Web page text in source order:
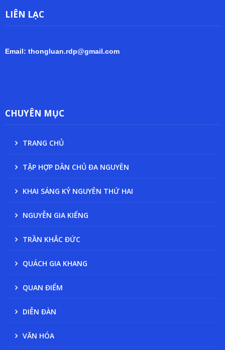
LIÊN LẠC
Email: thongluan.rdp@gmail.com
CHUYÊN MỤC
TRANG CHỦ
TẬP HỢP DÂN CHỦ ĐA NGUYÊN
KHAI SÁNG KỶ NGUYÊN THỨ HAI
NGUYỄN GIA KIỂNG
TRẦN KHẮC ĐỨC
QUÁCH GIA KHANG
QUAN ĐIỂM
DIỄN ĐÀN
VĂN HÓA